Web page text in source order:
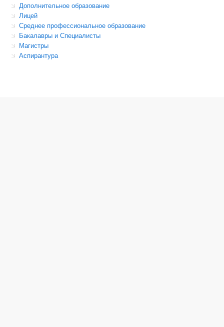
Дополнительное образование
Лицей
Среднее профессиональное образование
Бакалавры и Специалисты
Магистры
Аспирантура